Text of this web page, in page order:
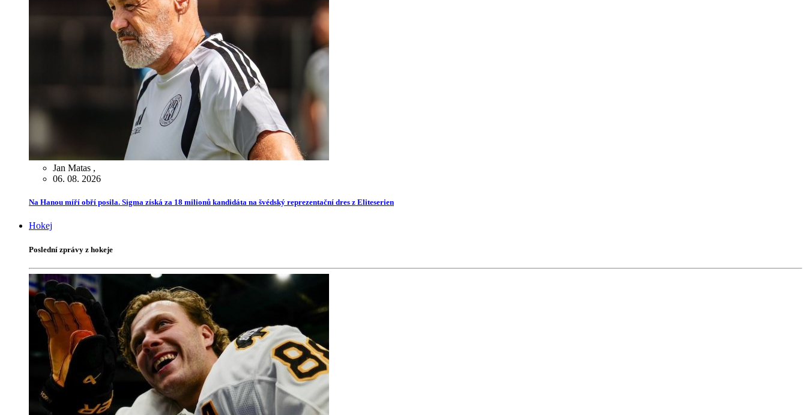
Jan Matas ,
06. 08. 2026
Na Hanou míří obří posila. Sigma získá za 18 milionů kandidáta na švédský reprezentační dres z Eliteserien
Hokej
Poslední zprávy z hokeje